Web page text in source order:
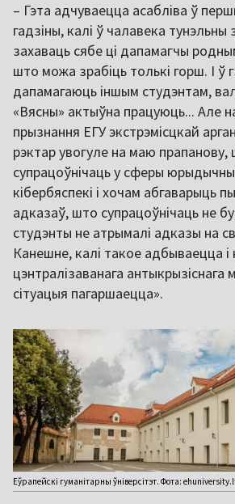
– Гэта адчуваецца асабліва ў
гадзіны, калі ў чалавека тунэльны
захаваць сябе ці дапамагчы
што можа зрабіць толькі горш. І ў
дапамагаюць іншым студэнтам,
«Вясны» актыўна працуюць... Але
прызнання ЕГУ экстрэмісцкай
рэктар увогуле на маю
супрацоўнічаць у сферы
кібербяспекі і хочам абгаварыць
адказаў, што супрацоўнічаць не
студэнты не атрымалі адказы на
Канешне, калі такое адбываецца і
цэнтралізаванага
сітуацыя пагаршаецца».
Еўрапейскі гуманітарны ўніверсітэт. Фота: